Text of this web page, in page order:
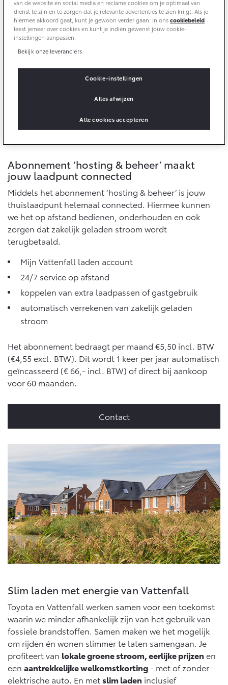
bZ4X
BATTERIJ-ELEKTRISCH
bZ4X Touring
Vanaf € 76.695,-
ELEKTRISCH
Vanaf € 27.945,-
Proace (excl. BTW)
OOK ALS BATTERIJ-
ELEKTRISCH
Vanaf € 37.500,-
Proace Verso
Vanaf € 55.950,-
Proace Max (excl. BTW)
Vanaf € 46.301,- Vanaf € 56.570,-
Land Cruiser (excl. BTW)
Connected check
Navigatie updates
Abonnement ‘hosting & beheer’ maakt
jouw laadpunt connected
Middels het abonnement ‘hosting & beheer’ is jouw
thuislaadpunt helemaal connected. Hiermee kunnen
we het op afstand bedienen, onderhouden en ook
zorgen dat zakelijk geladen stroom wordt
terugbetaald.
Mijn Vattenfall laden account
24/7 service op afstand
koppelen van extra laadpassen of gastgebruik
automatisch verrekenen van zakelijk geladen
stroom
Het abonnement bedraagt per maand €5,50 incl. BTW
(€4,55 excl. BTW). Dit wordt 1 keer per jaar automatisch
geïncasseerd (€ 66,- incl. BTW) of direct bij aankoop
voor 60 maanden.
Contact
Slim laden met energie van Vattenfall
Toyota en Vattenfall werken samen voor een toekomst
waarin we minder afhankelijk zijn van het gebruik van
fossiele brandstoffen. Samen maken we het mogelijk
om rijden én wonen slimmer te laten samengaan. Je
profiteert van lokale groene stroom, eerlijke prijzen en
een aantrekkelijke welkomstkorting- met of zonder
elektrische auto. En metslim laden inclusief
van de website en social media en reclame cookies om je optimaal van
dienst te zijn en te zorgen dat je relevante advertenties te zien krijgt. Als je
hiermee akkoord gaat, kunt je gewoon verder gaan. In onscookiebeleid
leest jemeer over cookies en kunt je indien gewenst jouw cookie-
instellingen aanpassen.
Bekijk onze leveranciers
Cookie-instellingen
Alles afwijzen
Alle cookies accepteren